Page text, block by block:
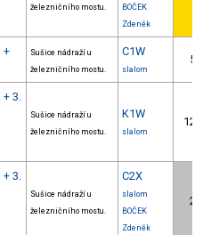
železničního mostu.
BOČEK
Zdeněk
+
Sušice nádraží u
železničního mostu.
C1W
slalom
5.
+ 3.
Sušice nádraží u
železničního mostu.
K1W
slalom
12.
+ 3.
Sušice nádraží u
železničního mostu.
C2X
slalom
BOČEK
Zdeněk
2.